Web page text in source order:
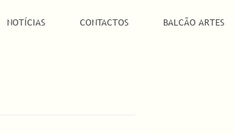
NOTÍCIAS CONTACTOS BALCÃO ARTES